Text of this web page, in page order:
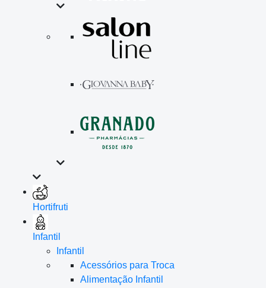
Hortifruti
Infantil
Infantil
Acessórios para Troca
Alimentação Infantil